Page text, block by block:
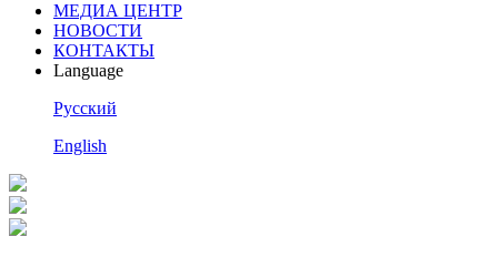
МЕДИА ЦЕНТР
НОВОСТИ
КОНТАКТЫ
Language
Pусский
English